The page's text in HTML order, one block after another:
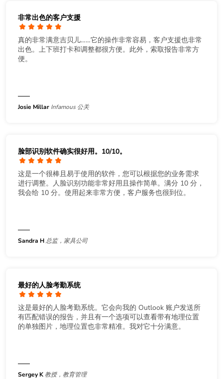
非常出色的客户支援
真的非常满意吉贝儿……它的操作非常容易，客户支援也非常
出色。上下班打卡和调整都很方便。此外，索取报告非常方
便。
Josie Millar Infamous 公关
脸部识别软件确实很好用。10/10。
这是一个很棒且易于使用的软件，您可以根据您的业务需求
进行调整。人脸识别功能非常好用且操作简单。满分 10 分，
我会给 10 分。使用起来非常方便，客户服务也很到位。
Sandra H总监，家具公司
最好的人脸考勤系统
这是最好的人脸考勤系统。它会向我的 Outlook 账户发送所
有匹配错误的报告，并且有一个选项可以查看带有地理位置
的单独图片，地理位置也非常精准。我对它十分满意。
Sergey K 教授，教育管理